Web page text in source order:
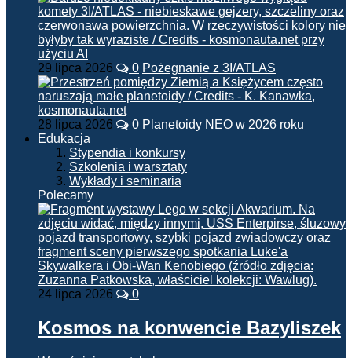
29 lipca 2026 0 Pożegnanie z 3I/ATLAS
28 lipca 2026 0 Planetoidy NEO w 2026 roku
Edukacja
Stypendia i konkursy
Szkolenia i warsztaty
Wykłady i seminaria
Polecamy
24 lipca 2026 0
Kosmos na konwencie Bazyliszek